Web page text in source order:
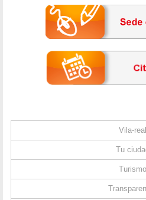
Vila-real
Tu
Turismo